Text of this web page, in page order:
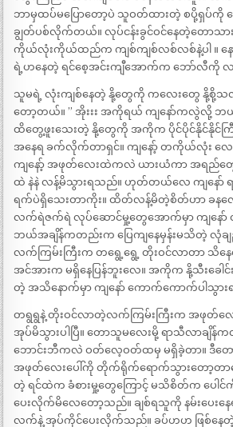
ဘာမှထပ်မပြောတော့ပဲ သူဝတ်ထားတဲ့ စပို့ရှပ်ကို ခေါ
ချွတ်ပစ်လိုက်တယ်။ လုပ်ငန်းခွင်ဝင်နေတဲ့တောသာ
ကိုယ်လုံးကိုယ်ထည်က ကျစ်ကျစ်လစ်လစ်နဲ့ပါ ။ န
ရဲ့ဟနေတဲ့ ရင်စေ့အင်းကျီအောက်က ဘော်လီကို လ
သူမရဲ့ လုံးကျစ်နေတဲ့ နို့တွေကို ကလေးတွေ နို့စို့သလို
တော့တယ်။ ” အိုးးး အကိုရယ် ကျနော်ကလွဲလို့
ထိတွေ့ဖူးသေးတဲ့ နို့တွေကို အကိုက ပိုင်ပိုင်နိုင်နိုင်ကြီ
အနေရ ခက်လိုက်တာရှင်။ ကျနော့် တကိုယ်လုံး လေ
ကျနော့် အဖုတ်လေးထဲကလဲ ယားယံကာ အရည်
ထဲ နဲနဲ လန့်မိသွားရသည်။ ဟုတ်တယ်လေ ကျနော် ရ
ရက်ပဲရှိသေးတာကိုး။ ထိတ်လန့်မိတဲ့စိတ်ဟာ ခနလေ
လက်ရဲဇက်ရဲ လုပ်ဆောင်မှု့တွေအောက်မှာ ကျနော် လူ
ဘယ်အချိန်ကတည်းက ပြေကျနေမှန်းမသိတဲ့
လက်ကြမ်းကြီးက တရွေ့ရွေ့ တိုးဝင်လာတာ သိန
အင်အားက မရှိနေပြန်ဘူးလေ။ အကိုက နို့သီးခေါ
တဲ့ အသိနောက်မှာ ကျနော် ကောက်ကောက်ပါသွားရ
တရွရွနဲ့ တိုးဝင်လာတဲ့လက်ကြမ်းကြီးက အဖုတ်လ
အုပ်မိသွားပါပြီ။ တောသူမလေးမို့ ရာသီလာချိန်
ဘောင်းဘီကလဲ ဝတ်လေ့ဝတ်ထမှ မရှိခဲ့တာ။ ဒီတေ
အဖုတ်လေးပေါ်ကို တိုက်ရိုက်ရောက်သွားတော့တ
တဲ့ ရင်ထဲက ခံစားမှု့တွေကြောင့် မသိစိတ်က ပေါ
ပေးလိုက်မိလေတော့သည်။ ချစ်ရသူကို နမ်းပေး
လက်နဲ့ အုပ်ကိုင်ပေးလိုက်သည်။ ခပ်ဟဟ ဖြစ်နေတဲ့ ပ